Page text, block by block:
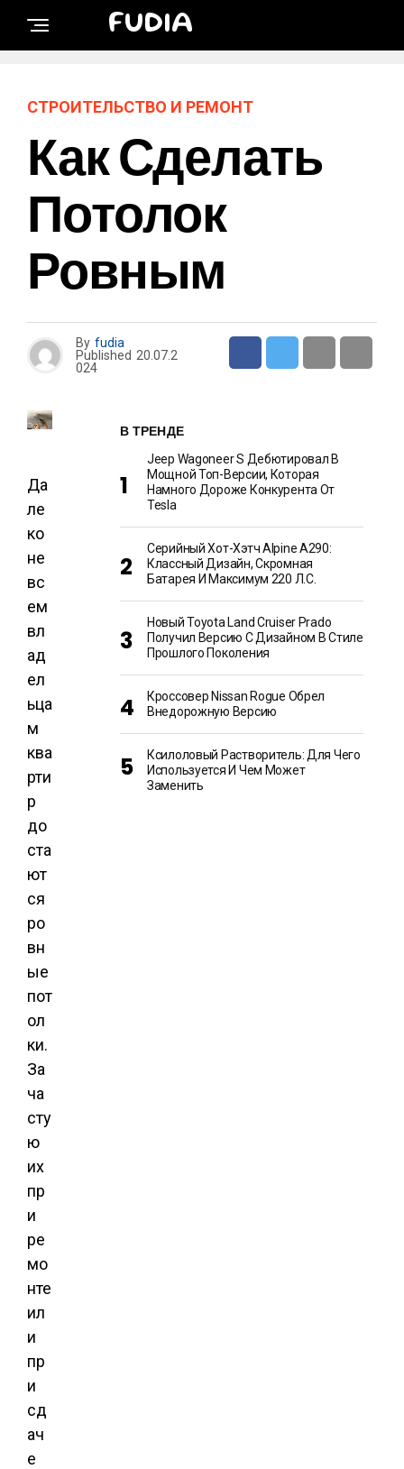
FUDIA
СТРОИТЕЛЬСТВО И РЕМОНТ
Как Сделать
Потолок
Ровным
By fudia
Published 20.07.2
024
Да
ле
ко
не
вс
ем
вл
ад
ел
ьца
м
ква
рти
р
до
ста
ют
ся
ро
вн
ые
пот
ол
ки.
За
ча
сту
ю
их
пр
и
ре
мо
нте
ил
и
пр
и
сд
ач
е
В ТРЕНДЕ
Jeep Wagoneer S Дебютировал В
Мощной Топ-Версии, Которая
Намного Дороже Конкурента От
Tesla
Серийный Хот-Хэтч Alpine A290:
Классный Дизайн, Скромная
Батарея И Максимум 220 Л.с.
Новый Toyota Land Cruiser Prado
Получил Версию С Дизайном В Стиле
Прошлого Поколения
Кроссовер Nissan Rogue Обрел
Внедорожную Версию
Ксилоловый Растворитель: Для Чего
Используется И Чем Может
Заменить